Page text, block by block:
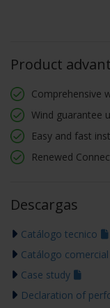
Product
Comprehensive
Wind guarantee
Easy and fast
Renewed
Descargas
Catálogo tecnico
Catálogo comercial
Case study
Declaration of